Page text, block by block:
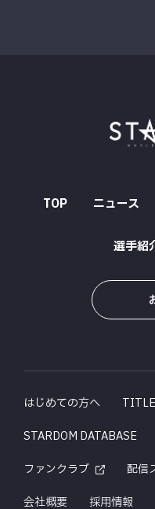
TOP ニュース
選手紹
はじめての方へ
STARDOM DATABASE
ファンクラブ
配信
会社概要
採用情報